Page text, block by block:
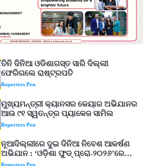
Reporters Pen
ତିନି ଦିନିଆ ଓଡିଶାଗସ୍ତ ସାରି ଦିଲ୍ଲୀ
ଫେରିଗଲେ ରାଷ୍ଟ୍ରପତି
ମୁଖ୍ୟମନ୍ତ୍ରୀ କ୍ୟାନସର କେୟାର ଅଭିଯାନର
ଆଉ ୯୧ ସ୍ୱତନ୍ତ୍ର ପ୍ୟାକେଜ ସାମିଲ
ନୂଆଦିଲ୍ଲୀରେ ଦୁଇ ଦିନିଆ ନିବେଶ ଆକର୍ଷଣ
ଅଭିଯାନ : ‘ଓଡ଼ିଶା ଫୁଡ୍ ପ୍ରୋ-୨୦୨୬’ରେ
ଖାଦ୍ୟ ପ୍ରକ୍ରିୟାକରଣ କ୍ଷେତ୍ରକୁ ମିଳିବ
ଗୁରୁତ୍ୱ
Reporters Pen
ବନ୍ୟା ପ୍ରଭାବିତଙ୍କ ଲାଗି ୧୧୦ କୋଟି
ଟଙ୍କାର ପ୍ୟାକେଜ